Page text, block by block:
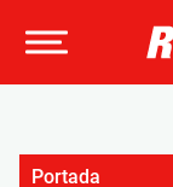
Portada